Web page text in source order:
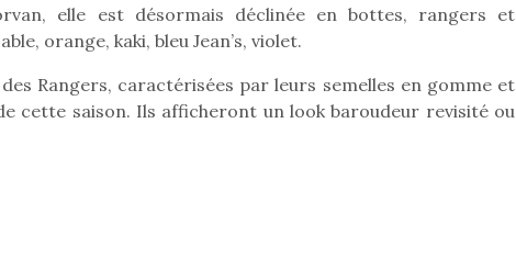
elle est désormais déclinée en bottes, rangers et
orange, kaki, bleu Jean’s, violet.
Rangers, caractérisées par leurs semelles en gomme et
cette saison. Ils afficheront un look baroudeur revisité ou